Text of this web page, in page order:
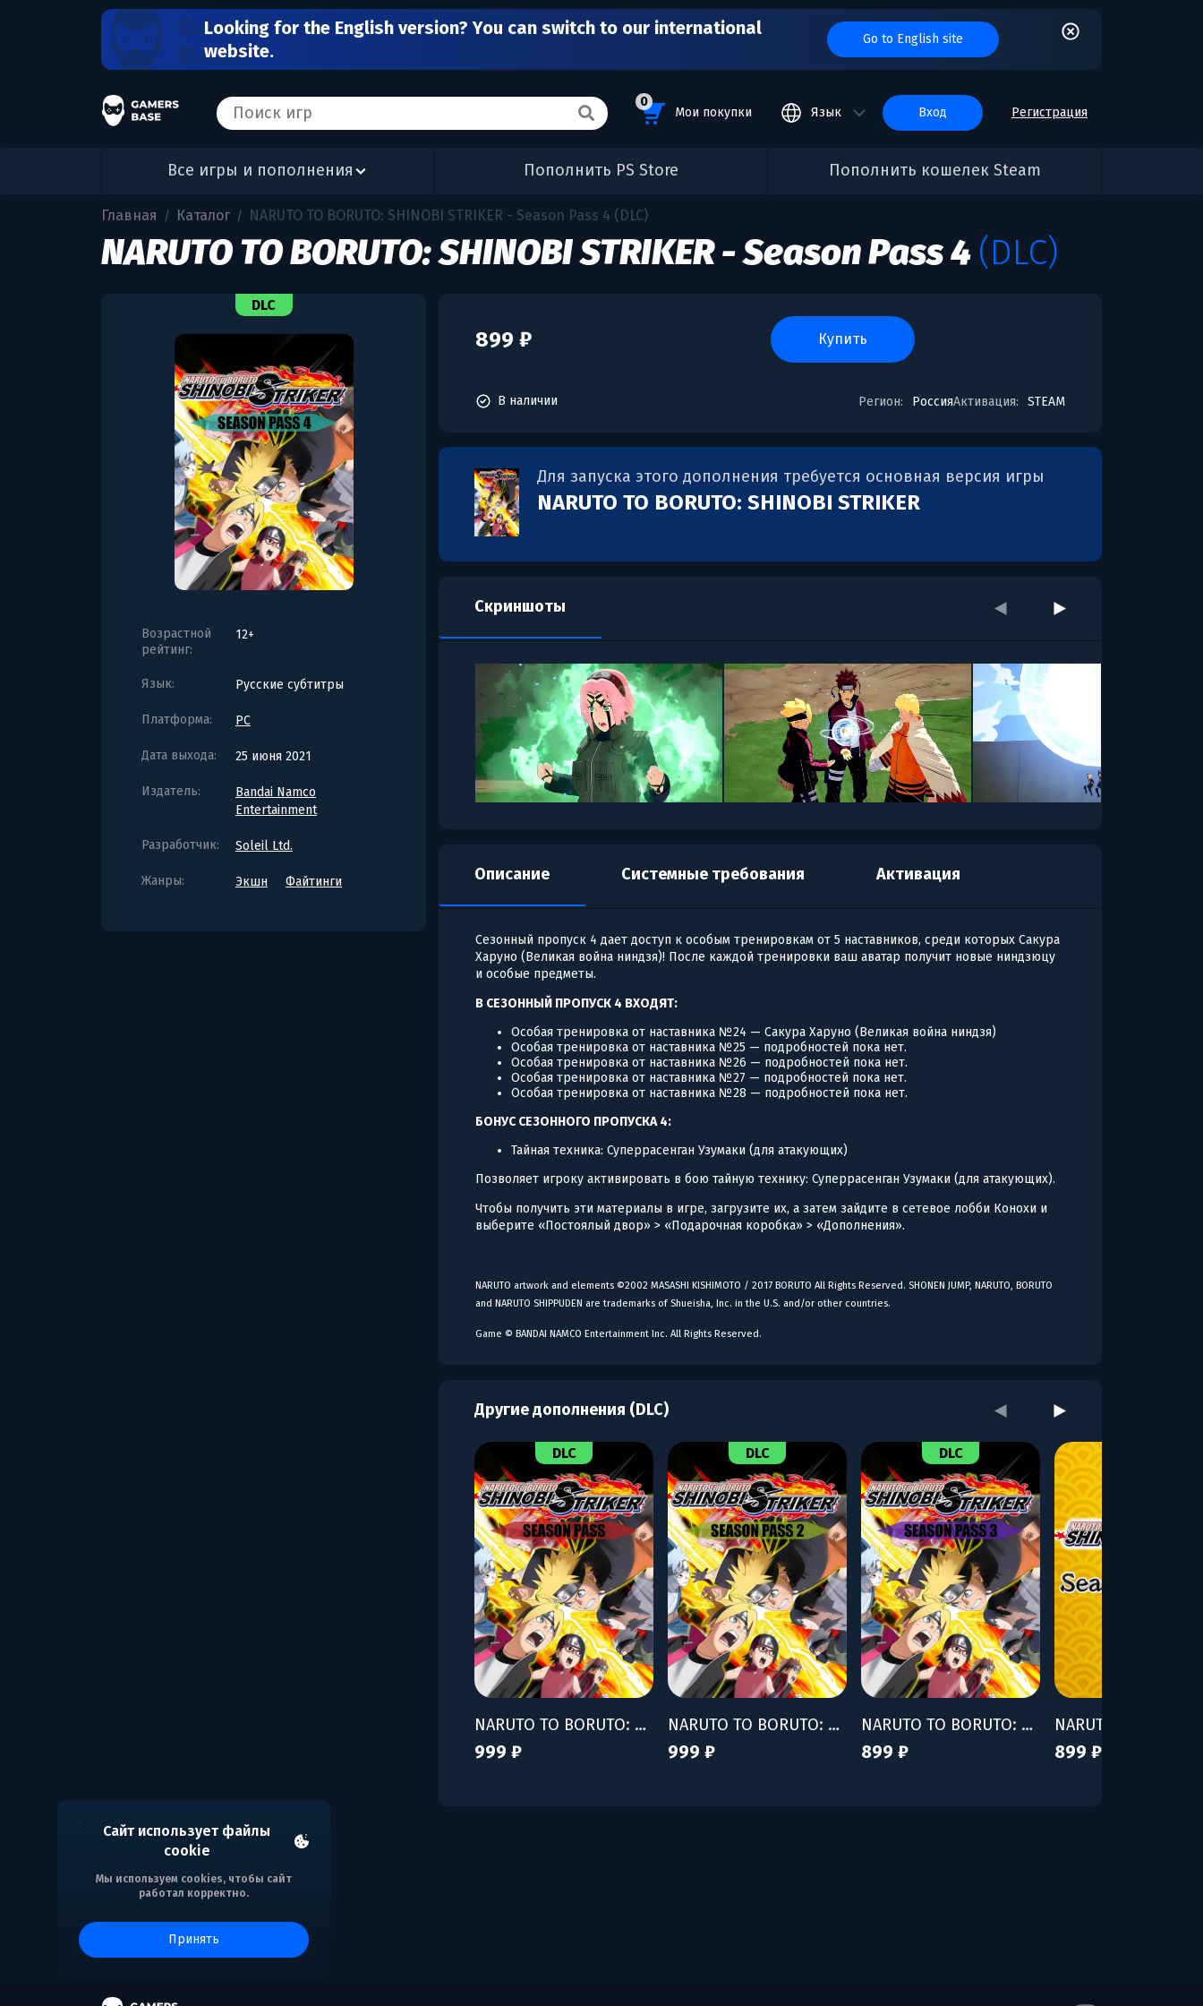
Looking for the English version? You can switch to our international
website.
Go to English site
0
Мои покупки Язык вход Регистрация
Все игры и пополнения Пополнить PS Store Пополнить кошелек Steam
Сайт использует файлы
cookie
Мы используем cookies, чтобы сайт
работал корректно.
принять
Главная / Каталог / NARUTO TO BORUTO: SHINOBI STRIKER - Season Pass 4 (DLC)
NARUTO TO BORUTO: SHINOBI STRIKER - Season Pass 4 (DLC)
DLC
Возрастной
рейтинг:
12+
Язык: Русские субтитры
Платформа: PC
Дата выхода: 25 июня 2021
Издатель:
Bandai Namco
Entertainment
Разработчик: Soleil Ltd.
Жанры: Экшн Файтинги
899 ₽ купить
Регион: РоссияАктивация: STEAM
В наличии
Для запуска этого дополнения требуется основная версия игры
NARUTO TO BORUTO: SHINOBI STRIKER
Скриншоты
Описание Системные требования Активация
Сезонный пропуск 4 дает доступ к особым тренировкам от 5 наставников, среди которых Сакура
Харуно (Великая война ниндзя)! После каждой тренировки ваш аватар получит новые ниндзюцу
и особые предметы.
В СЕЗОННЫЙ ПРОПУСК 4 ВХОДЯТ:
Особая тренировка от наставника №24 — Сакура Харуно (Великая война ниндзя)
Особая тренировка от наставника №25 — подробностей пока нет.
Особая тренировка от наставника №26 — подробностей пока нет.
Особая тренировка от наставника №27 — подробностей пока нет.
Особая тренировка от наставника №28 — подробностей пока нет.
БОНУС СЕЗОННОГО ПРОПУСКА 4:
Тайная техника: Суперрасенган Узумаки (для атакующих)
Позволяет игроку активировать в бою тайную технику: Суперрасенган Узумаки (для атакующих).
Чтобы получить эти материалы в игре, загрузите их, а затем зайдите в сетевое лобби Конохи и
выберите «Постоялый двор» > «Подарочная коробка» > «Дополнения».
NARUTO artwork and elements ©2002 MASASHI KISHIMOTO / 2017 BORUTO All Rights Reserved. SHONEN JUMP, NARUTO, BORUTO
and NARUTO SHIPPUDEN are trademarks of Shueisha, Inc. in the U.S. and/or other countries.
Game © BANDAI NAMCO Entertainment Inc. All Rights Reserved.
Другие дополнения (DLC)
DLC
NARUTO TO BORUTO: SHINOBI STRIKER - Season Pass
999 ₽
DLC
NARUTO TO BORUTO: SHINOBI STRIKER - Season Pass 2
999 ₽
DLC
NARUTO TO BORUTO: SHINOBI STRIKER - Season Pass 3
899 ₽ 899 ₽